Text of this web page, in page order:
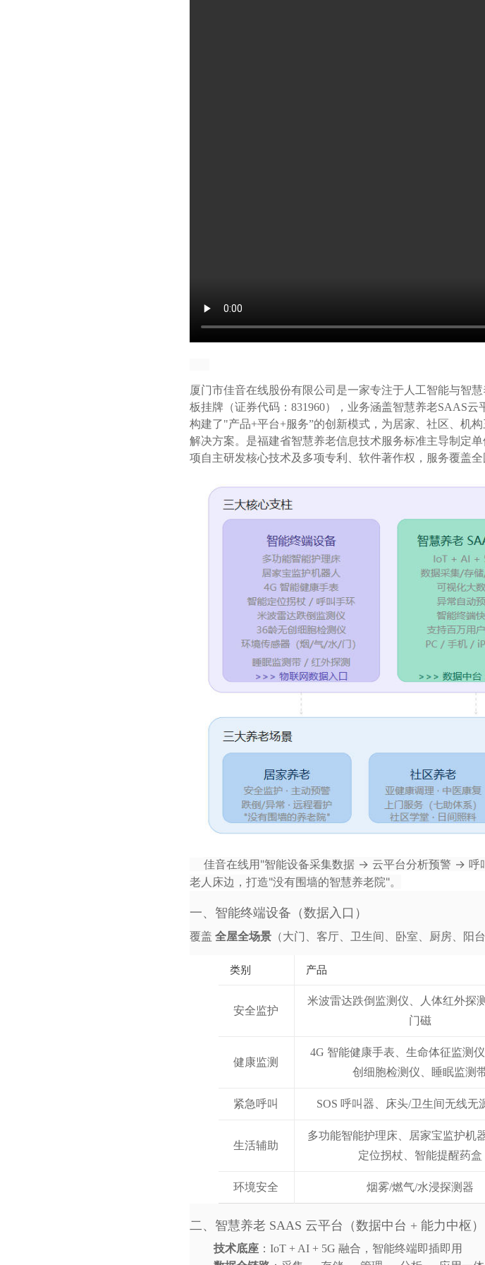
厦门市佳音在线股份有限公司是一家专注于人工智能与智
板挂牌（证券代码：831960），业务涵盖智慧养老SAAS
构建了"产品+平台+服务”的创新模式，为居家、社区、机
解决方案。是福建省智慧养老信息技术服务标准主导制定
项自主研发核心技术及多项专利、软件著作权，服务覆盖全
佳音在线用"智能设备采集数据 → 云平台分析预警 → 呼
老人床边，打造"没有围墙的智慧养老院"。
一、智能终端设备（数据入口）
覆盖 全屋全场景 （大门、客厅、卫生间、卧室、厨房、阳
类别 产品
安全监护
米波雷达跌倒监测仪、人体红外探
门磁
健康监测
4G 智能健康手表、生命体征监测
创细胞检测仪、睡眠监测
紧急呼叫 SOS 呼叫器、床头/卫生间无线无
生活辅助
多功能智能护理床、居家宝监护机
定位拐杖、智能提醒药盒
环境安全 烟雾/燃气/水浸探测器
二、智慧养老 SAAS 云平台（数据中台 + 能力中枢）
技术底座 ：IoT + AI + 5G 融合，智能终端即插即用